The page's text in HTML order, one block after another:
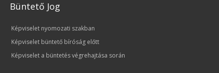
Büntető Jog
Képviselet nyomozati szakban
Képviselet büntető bíróság előtt
Képviselet a büntetés végrehajtása során